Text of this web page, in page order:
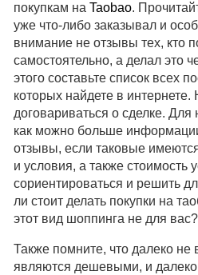
покупкам на Taobao.
уже что-либо заказывал и
внимание не отзывы тех, кто
самостоятельно, а делал это
этого составьте список всех
которых найдете в
договариваться о сделке.
как можно больше
отзывы, если таковые
и условия, а также стоимость
сориентироваться и решить
ли стоит делать покупки на
этот вид шоппинга не для вас?
Также помните, что далеко не
являются дешевыми, и далеко